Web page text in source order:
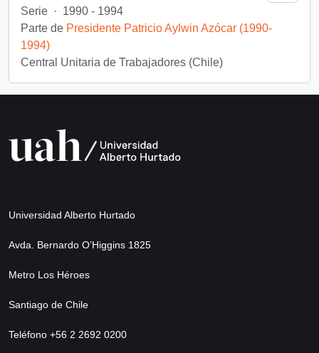
Serie · 1990 - 1994
Parte de Presidente Patricio Aylwin Azócar (1990-
1994)
Central Unitaria de Trabajadores (Chile)
Universidad Alberto Hurtado
Avda. Bernardo O’Higgins 1825
Metro Los Héroes
Santiago de Chile
Teléfono +56 2 2692 0200